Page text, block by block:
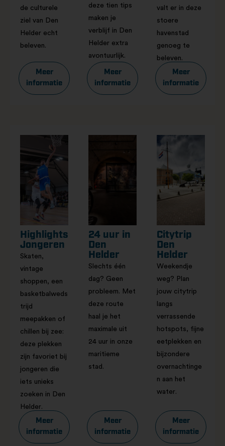
de culturele
ziel van Den
Helder echt
beleven.
Meer
informatie
deze tien tips
maken je
verblijf in Den
Helder extra
avontuurlijk.
Meer
informatie
valt er in deze
stoere
havenstad
genoeg te
beleven.
Meer
informatie
Highlights
Jongeren
Skaten,
vintage
shoppen, een
basketbalweds
trijd
meepakken of
chillen bij zee:
deze plekken
zijn favoriet bij
jongeren die
iets unieks
zoeken in Den
Helder.
Meer
informatie
24 uur in
Den
Helder​
Slechts één
dag? Geen
probleem. Met
deze route
haal je het
maximale uit
24 uur in onze
maritieme
stad.
Meer
informatie
Citytrip
Den
Helder
Weekendje
weg? Plan
jouw citytrip
langs
verrassende
hotspots, fijne
eetplekken en
bijzondere
overnachtinge
n aan het
water.
Meer
informatie